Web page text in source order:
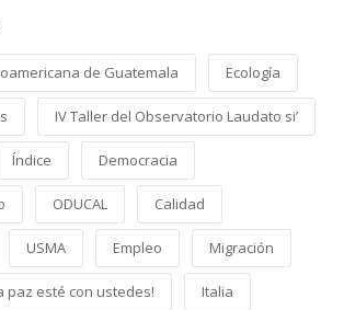
de Guatemala Ecología
IV Taller del Observatorio Laudato si’
Índice Democracia
ODUCAL Calidad
USMA Empleo Migración
paz esté con ustedes! Italia